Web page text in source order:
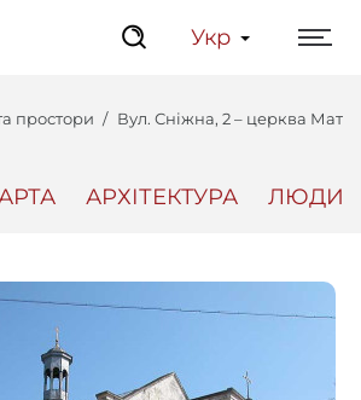
Укр
простори Вул. Сніжна, 2 – церква
АРХІТЕКТУРА ЛЮДИ